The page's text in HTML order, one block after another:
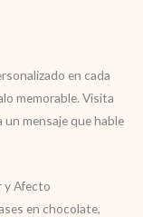
en cada
memorable. Visita
un mensaje que hable
y Afecto
en chocolate,